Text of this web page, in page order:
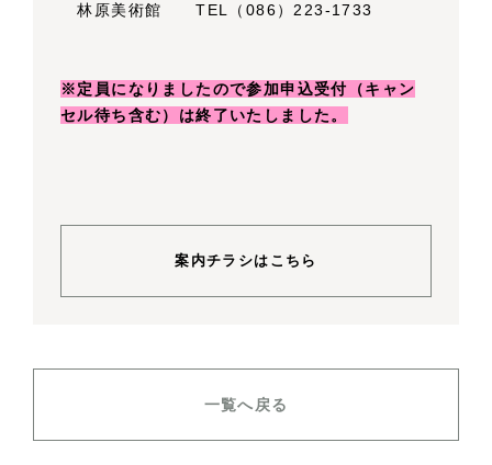
林原美術館 TEL（086）223-1733
※定員になりましたので参加申込受付（キャン
セル待ち含む）は終了いたしました。
案内チラシはこちら
一覧へ戻る